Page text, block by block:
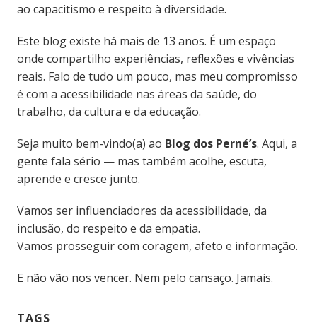
ao capacitismo e respeito à diversidade.
Este blog existe há mais de 13 anos. É um espaço
onde compartilho experiências, reflexões e vivências
reais. Falo de tudo um pouco, mas meu compromisso
é com a acessibilidade nas áreas da saúde, do
trabalho, da cultura e da educação.
Seja muito bem-vindo(a) ao Blog dos Perné’s. Aqui, a
gente fala sério — mas também acolhe, escuta,
aprende e cresce junto.
Vamos ser influenciadores da acessibilidade, da
inclusão, do respeito e da empatia.
Vamos prosseguir com coragem, afeto e informação.
E não vão nos vencer. Nem pelo cansaço. Jamais.
TAGS